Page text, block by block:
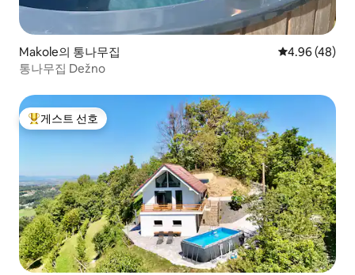
Makole의 통나무집 평점 4.96점(5
4.96 (48)
통나무집 Dežno
상위 게스트 선호
게스트 선호